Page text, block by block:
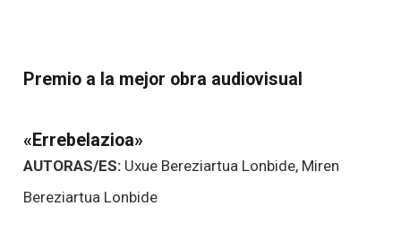
Premio a la mejor obra audiovisual
«Errebelazioa»
AUTORAS/ES:Uxue Bereziartua Lonbide, Miren
Bereziartua Lonbide